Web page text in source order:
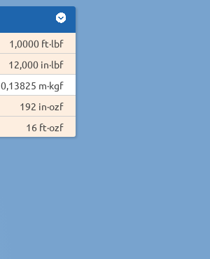
1,0000 ft·lbf
12,000 in·lbf
0,13825 m·kgf
192 in·ozf
16 ft·ozf